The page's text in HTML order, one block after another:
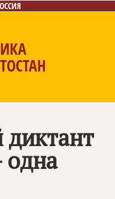
диктант
одна